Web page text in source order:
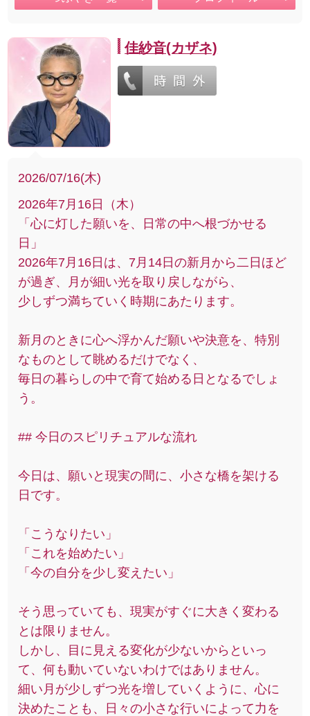
佳紗音(カザネ)
2026/07/16(木)
2026年7月16日（木）
「心に灯した願いを、日常の中へ根づかせる
日」
2026年7月16日は、7月14日の新月から二日ほど
が過ぎ、月が細い光を取り戻しながら、
少しずつ満ちていく時期にあたります。
新月のときに心へ浮かんだ願いや決意を、特別
なものとして眺めるだけでなく、
毎日の暮らしの中で育て始める日となるでしょ
う。
## 今日のスピリチュアルな流れ
今日は、願いと現実の間に、小さな橋を架ける
日です。
「こうなりたい」
「これを始めたい」
「今の自分を少し変えたい」
そう思っていても、現実がすぐに大きく変わる
とは限りません。
しかし、目に見える変化が少ないからといっ
て、何も動いていないわけではありません。
細い月が少しずつ光を増していくように、心に
決めたことも、日々の小さな行いによって力を